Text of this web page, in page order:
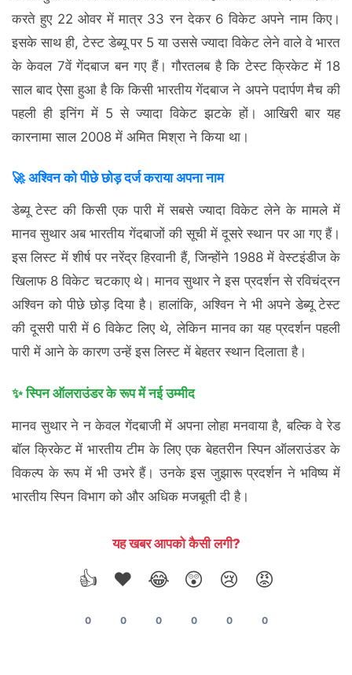
करते हुए 22 ओवर में मात्र 33 रन देकर 6 विकेट अपने नाम किए।
इसके साथ ही, टेस्ट डेब्यू पर 5 या उससे ज्यादा विकेट लेने वाले वे भारत
के केवल 7वें गेंदबाज बन गए हैं। गौरतलब है कि टेस्ट क्रिकेट में 18
साल बाद ऐसा हुआ है कि किसी भारतीय गेंदबाज ने अपने पदार्पण मैच की
पहली ही इनिंग में 5 से ज्यादा विकेट झटके हों। आखिरी बार यह
कारनामा साल 2008 में अमित मिश्रा ने किया था।
🚀 अश्विन को पीछे छोड़ दर्ज कराया अपना नाम
डेब्यू टेस्ट की किसी एक पारी में सबसे ज्यादा विकेट लेने के मामले में
मानव सुथार अब भारतीय गेंदबाजों की सूची में दूसरे स्थान पर आ गए हैं।
इस लिस्ट में शीर्ष पर नरेंद्र हिरवानी हैं, जिन्होंने 1988 में वेस्टइंडीज के
खिलाफ 8 विकेट चटकाए थे। मानव सुथार ने इस प्रदर्शन से रविचंद्रन
अश्विन को पीछे छोड़ दिया है। हालांकि, अश्विन ने भी अपने डेब्यू टेस्ट
की दूसरी पारी में 6 विकेट लिए थे, लेकिन मानव का यह प्रदर्शन पहली
पारी में आने के कारण उन्हें इस लिस्ट में बेहतर स्थान दिलाता है।
✨ स्पिन ऑलराउंडर के रूप में नई उम्मीद
मानव सुथार ने न केवल गेंदबाजी में अपना लोहा मनवाया है, बल्कि वे रेड
बॉल क्रिकेट में भारतीय टीम के लिए एक बेहतरीन स्पिन ऑलराउंडर के
विकल्प के रूप में भी उभरे हैं। उनके इस जुझारू प्रदर्शन ने भविष्य में
भारतीय स्पिन विभाग को और अधिक मजबूती दी है।
यह खबर आपको कैसी लगी?
👍
0
❤️
0
😂
0
😲
0
😢
0
😡
0